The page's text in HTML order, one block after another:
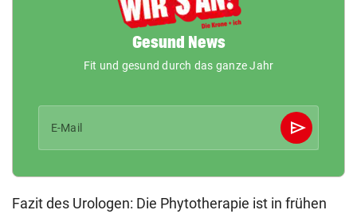
Gesund News
Fit und gesund durch das ganze Jahr
E-Mail send
Abschicken
Fazit des Urologen: Die Phytotherapie ist in frühen